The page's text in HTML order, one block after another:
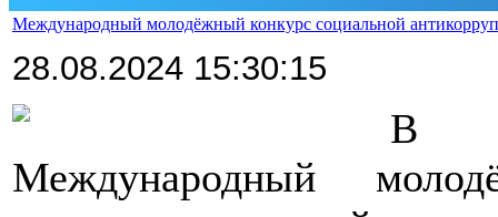
Международный молодёжный конкурс социальной
28.08.2024 15:30:15
В
Международный